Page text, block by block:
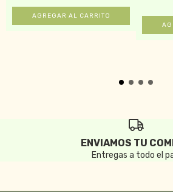
ENVIAMOS TU
Entregas a todo el